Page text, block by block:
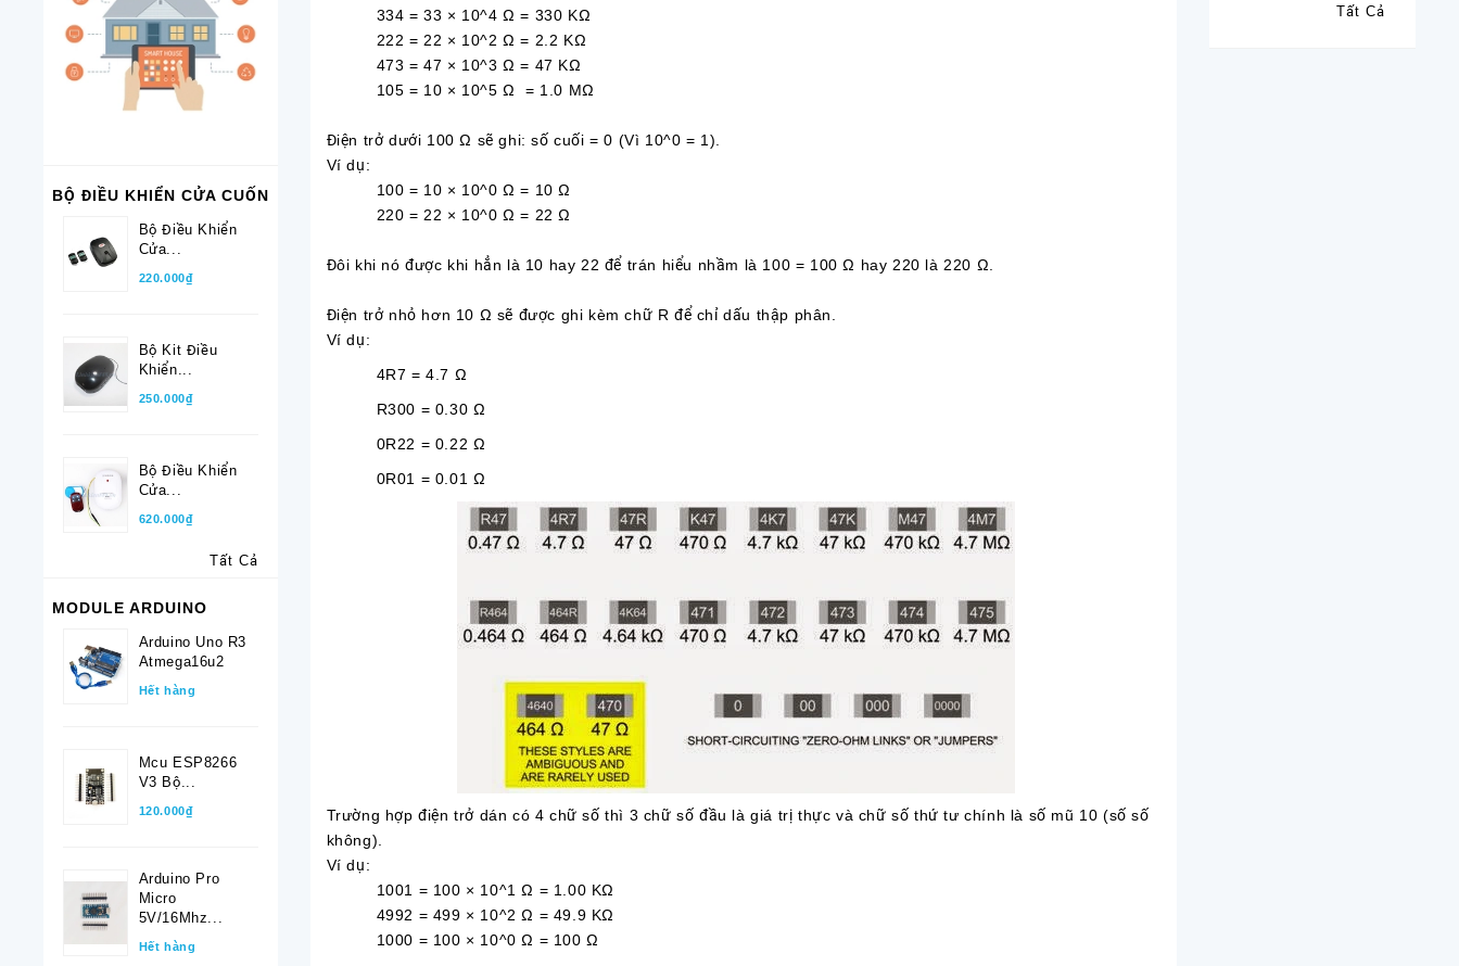
BỘ ĐIỀU KHIỂN CỬA CUỐN
Bộ Điều Khiển
Cửa...
220.000₫
Bộ Kit Điều
Khiển...
250.000₫
Bộ Điều Khiển
Cửa...
620.000₫
Tất Cả
MODULE ARDUINO
Arduino Uno R3
Atmega16u2
Hết hàng
Mcu ESP8266
V3 Bộ...
120.000₫
Arduino Pro
Micro
5V/16Mhz...
Hết hàng
334 = 33 × 10^4 Ω = 330 KΩ
222 = 22 × 10^2 Ω = 2.2 KΩ
473 = 47 × 10^3 Ω = 47 KΩ
105 = 10 × 10^5 Ω = 1.0 MΩ
Điện trở dưới 100 Ω sẽ ghi: số cuối = 0 (Vì 10^0 = 1).
Ví dụ:
100 = 10 × 10^0 Ω = 10 Ω
220 = 22 × 10^0 Ω = 22 Ω
Đôi khi nó được khi hẳn là 10 hay 22 để trán hiểu nhầm là 100 = 100 Ω hay 220 là 220 Ω.
Điện trở nhỏ hơn 10 Ω sẽ được ghi kèm chữ R để chỉ dấu thập phân.
Ví dụ:
4R7 = 4.7 Ω
R300 = 0.30 Ω
0R22 = 0.22 Ω
0R01 = 0.01 Ω
Trường hợp điện trở dán có 4 chữ số thì 3 chữ số đầu là giá trị thực và chữ số thứ tư chính là số mũ 10 (số số
không).
Ví dụ:
1001 = 100 × 10^1 Ω = 1.00 KΩ
4992 = 499 × 10^2 Ω = 49.9 KΩ
1000 = 100 × 10^0 Ω = 100 Ω
Tất Cả